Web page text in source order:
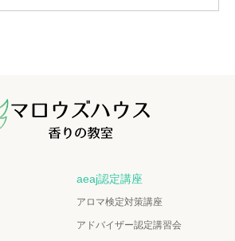
aeaj認定講座
アロマ検定対策講座
アドバイザー認定講習会